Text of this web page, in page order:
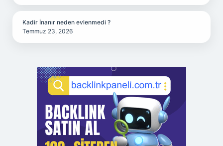
Kadir İnanır neden evlenmedi ?
Temmuz 23, 2026